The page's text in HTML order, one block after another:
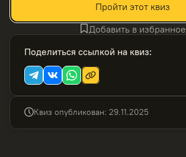
Пройти этот квиз
Добавить в избранное
Поделиться ссылкой на квиз:
Квиз опубликован: 29.11.2025